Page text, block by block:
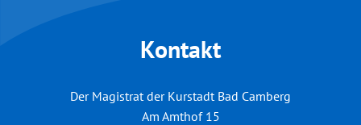
Kontakt
Der Magistrat der Kurstadt Bad Camberg
Am Amthof 15